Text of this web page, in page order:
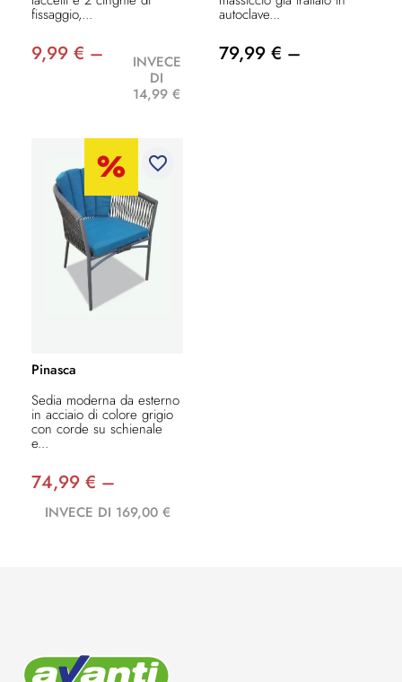
fissaggio,...
9,99 € –
INVECE
DI
14,99 €
autoclave...
79,99 € –
favorite_border
Pinasca
Sedia moderna da esterno
in acciaio di colore grigio
con corde su schienale
e...
74,99 € –
INVECE DI 169,00 €